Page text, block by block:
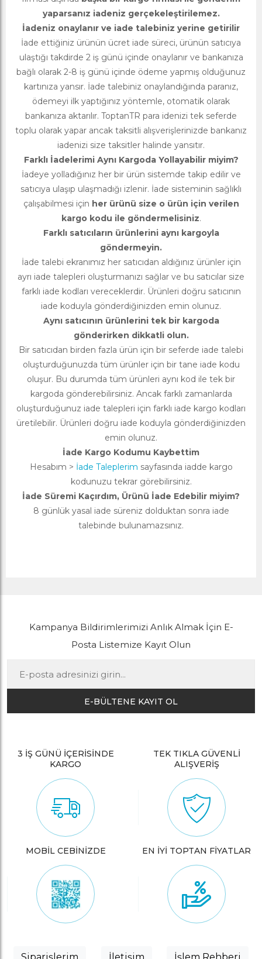
yaparsanız iadeniz gerçekeleştirilemez.
İadeniz onaylanır ve iade talebiniz yerine getirilir
İade ettiğiniz ürünün ücret iade süreci, ürünün satıcıya
ulaştığı takdirde 2 iş günü içinde onaylanır ve bankanıza
bağlı olarak 2-8 iş günü içinde ödeme yapmış olduğunuz
kartınıza yansır. İade talebiniz onaylandığında paranız,
ödemeyi ilk yaptığınız yöntemle, otomatik olarak
bankanıza aktarılır. ToptanTR para idenizi tek seferde
toplu olarak yapar ancak taksitli alışverişlerinizde bankanız
iadenizi size taksitler halinde yansıtır.
Farklı İadelerimi Aynı Kargoda Yollayabilir miyim?
İadeye yolladığınız her bir ürün sistemde takip edilir ve
satıcıya ulaşıp ulaşmadığı izlenir. İade sisteminin sağlıklı
çalışabilmesi için her ürünü size o ürün için verilen
kargo kodu ile göndermelisiniz.
Farklı satıcıların ürünlerini aynı kargoyla
göndermeyin.
İade talebi ekranımız her satıcıdan aldığınız ürünler için
ayrı iade talepleri oluşturmanızı sağlar ve bu satıcılar size
farklı iade kodları vereceklerdir. Ürünleri doğru satıcının
iade koduyla gönderdiğinizden emin olunuz.
Aynı satıcının ürünlerini tek bir kargoda
gönderirken dikkatli olun.
Bir satıcıdan birden fazla ürün için bir seferde iade talebi
oluşturduğunuzda tüm ürünler için bir tane iade kodu
oluşur. Bu durumda tüm ürünleri aynı kod ile tek bir
kargoda gönderebilirsiniz. Ancak farklı zamanlarda
oluşturduğunuz iade talepleri için farklı iade kargo kodları
üretilebilir. Ürünleri doğru iade koduyla gönderdiğinizden
emin olunuz.
İade Kargo Kodumu Kaybettim
Hesabım > İade Taleplerim sayfasında iadde kargo
kodunuzu tekrar görebilirsiniz.
İade Süremi Kaçırdım, Ürünü İade Edebilir miyim?
8 günlük yasal iade süreniz dolduktan sonra iade
talebinde bulunamazsınız.
Kampanya Bildirimlerimizi Anlık Almak İçin E-
Posta Listemize Kayıt Olun
E-BÜLTENE KAYIT OL
3 İŞ GÜNÜ İÇERİSİNDE
KARGO
TEK TIKLA GÜVENLİ
ALIŞVERİŞ
MOBİL CEBİNİZDE EN İYİ TOPTAN FİYATLAR